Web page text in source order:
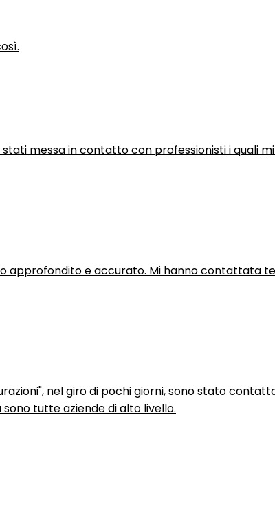
messa in contatto con professionisti i quali
approfondito e accurato. Mi hanno contattata
nel giro di pochi giorni, sono stato
tutte aziende di alto livello.